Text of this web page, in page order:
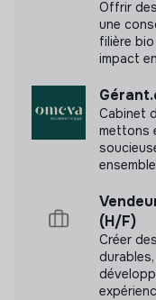
Offrir
une
filière
impact
Cabinet
mettons
(H/F)
Créer